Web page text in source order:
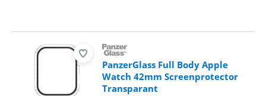
PanzerGlass Full Body Apple
Watch 42mm Screenprotector
Transparant